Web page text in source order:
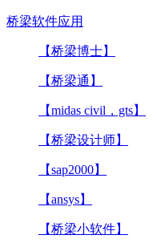
桥梁软件应用
【桥梁博士】
【桥梁通】
【midas civil，gts】
【桥梁设计师】
【sap2000】
【ansys】
【桥梁小软件】